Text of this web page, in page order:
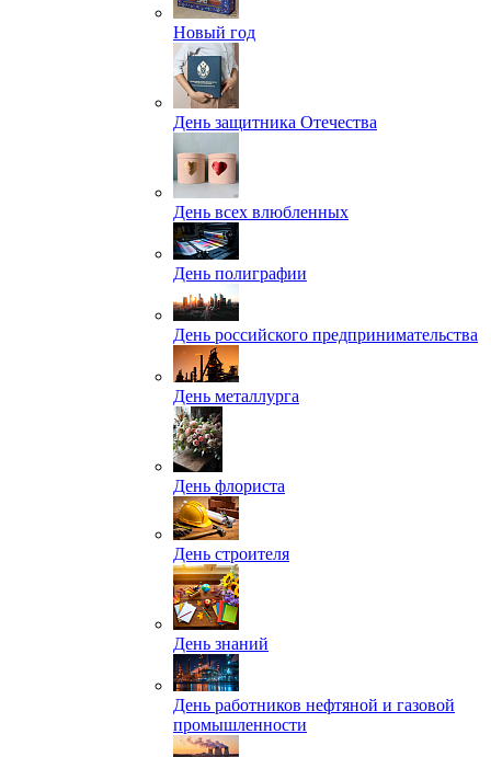
Новый год
День защитника Отечества
День всех влюбленных
День полиграфии
День российского предпринимательства
День металлурга
День флориста
День строителя
День знаний
День работников нефтяной и газовой
промышленности